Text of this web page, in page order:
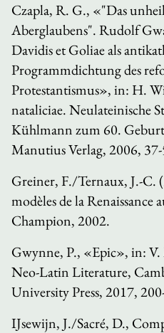
Czapla, R. G., «"Das
Aberglaubens". Rudolf
Davidis et Goliaeals
Programmdichtung des
Protestantismus», in: H.
nataliciae.Neulateinische
Kühlmann zum 60.
Manutius Verlag, 2006,
Greiner, F./Ternaux, J.-C.
modèles de la Renaissance
Champion, 2002.
Gwynne, P., «Epic», in:
Neo-Latin Literature,
University Press, 2017,
IJsewijn, J./Sacré, D.,